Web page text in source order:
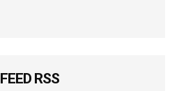
FEED RSS